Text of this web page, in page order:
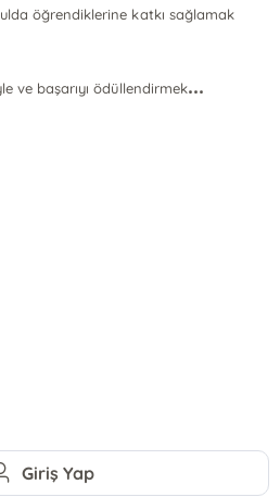
öğrendiklerine katkı sağlamak
ve başarıyı ödüllendirmek...
Giriş Yap